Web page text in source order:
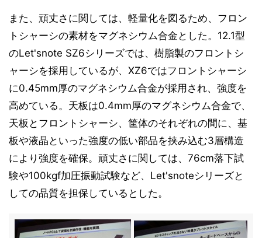
また、頑丈さに関しては、軽量化を図るため、フロン
トシャーシの素材をマグネシウム合金とした。12.1型
のLet'snote SZ6シリーズでは、樹脂製のフロントシ
ャーシを採用しているが、XZ6ではフロントシャーシ
に0.45mm厚のマグネシウム合金が採用され、強度を
高めている。天板は0.4mm厚のマグネシウム合金で、
天板とフロントシャーシ、筐体のそれぞれの間に、基
板や液晶といった強度の低い部品を挟み込む3層構造
により強度を確保。頑丈さに関しては、76cm落下試
験や100kgf加圧振動試験など、Let'snoteシリーズと
しての品質を担保しているとした。